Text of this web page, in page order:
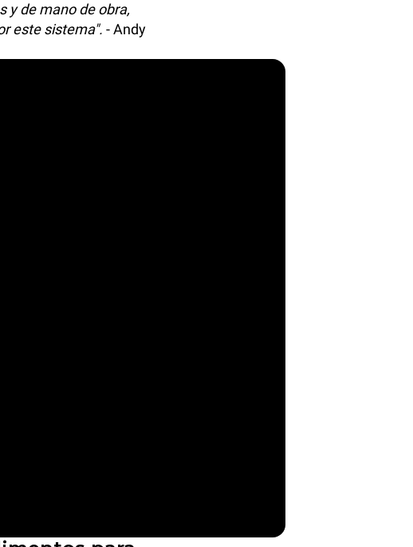
y de mano de obra,
este sistema". - Andy